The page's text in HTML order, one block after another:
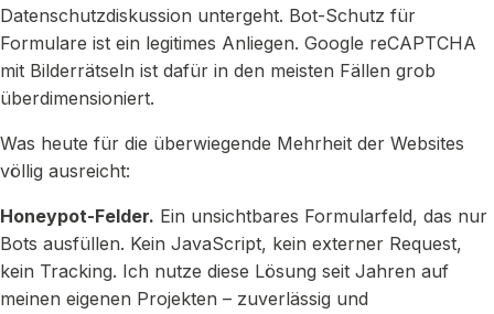
Datenschutzdiskussion untergeht. Bot-Schutz für
Formulare ist ein legitimes Anliegen. Google reCAPTCHA
mit Bilderrätseln ist dafür in den meisten Fällen grob
überdimensioniert.
Was heute für die überwiegende Mehrheit der Websites
völlig ausreicht:
Honeypot-Felder. Ein unsichtbares Formularfeld, das nur
Bots ausfüllen. Kein JavaScript, kein externer Request,
kein Tracking. Ich nutze diese Lösung seit Jahren auf
meinen eigenen Projekten – zuverlässig und